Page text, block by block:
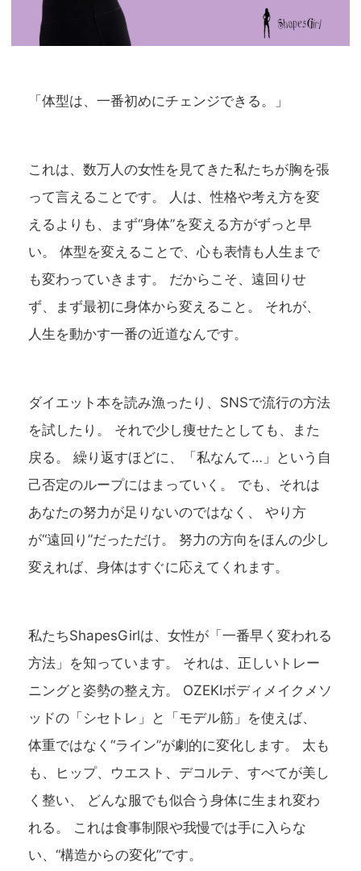
「体型は、一番初めにチェンジできる。」
これは、数万人の女性を見てきた私たちが胸を張
って言えることです。 人は、性格や考え方を変
えるよりも、まず“身体”を変える方がずっと早
い。 体型を変えることで、心も表情も人生まで
も変わっていきます。 だからこそ、遠回りせ
ず、まず最初に身体から変えること。 それが、
人生を動かす一番の近道なんです。
ダイエット本を読み漁ったり、SNSで流行の方法
を試したり。 それで少し痩せたとしても、また
戻る。 繰り返すほどに、「私なんて…」という自
己否定のループにはまっていく。 でも、それは
あなたの努力が足りないのではなく、 やり方
が“遠回り”だっただけ。 努力の方向をほんの少し
変えれば、身体はすぐに応えてくれます。
私たちShapesGirlは、女性が「一番早く変われる
方法」を知っています。 それは、正しいトレー
ニングと姿勢の整え方。 OZEKIボディメイクメソ
ッドの「シセトレ」と「モデル筋」を使えば、
体重ではなく“ライン”が劇的に変化します。 太も
も、ヒップ、ウエスト、デコルテ、すべてが美し
く整い、 どんな服でも似合う身体に生まれ変わ
れる。 これは食事制限や我慢では手に入らな
い、“構造からの変化”です。